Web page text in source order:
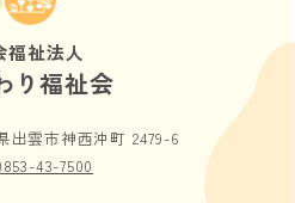
福祉法人
り福祉会
出雲市神西沖町 2479-6
43-7500